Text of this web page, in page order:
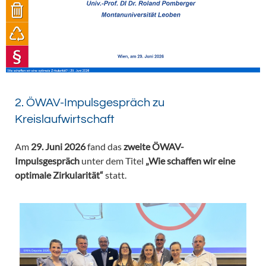
2. ÖWAV-Impulsgespräch zu
Kreislaufwirtschaft
Am 29. Juni 2026fand daszweite ÖWAV-
Impulsgespräch unter dem Titel „Wie schaffen wir eine
optimale Zirkularität“statt.